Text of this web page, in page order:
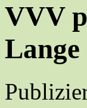
VVV
Lange